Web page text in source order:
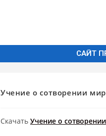
САЙТ
Учение о сотворении
Скачать Учение о